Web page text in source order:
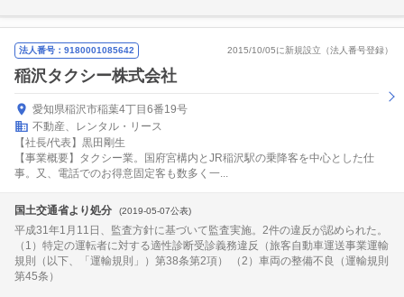
法人番号：9180001085642 2015/10/05に新規設立（法人番号登録）
稲沢タクシー株式会社
愛知県稲沢市稲葉4丁目6番19号
不動産、レンタル・リース
【社長/代表】黒田剛生
【事業概要】タクシー業。国府宮構内とJR稲沢駅の乗降客を中心とした仕
事。又、電話でのお得意固定客も数多く一...
国土交通省より処分 (2019-05-07公表)
平成31年1月11日、監査方針に基づいて監査実施。2件の違反が認められた。
（1）特定の運転者に対する適性診断受診義務違反（旅客自動車運送事業運輸
規則（以下、「運輸規則」）第38条第2項） （2）車両の整備不良（運輸規則
第45条）